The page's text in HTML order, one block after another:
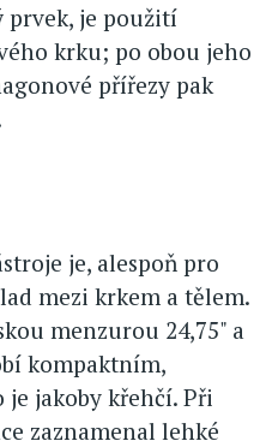
je použití
krku; po obou jeho
přířezy pak
je, alespoň pro
mezi krkem a tělem.
menzurou 24,75" a
kompaktním,
jakoby křehčí. Při
zaznamenal lehké